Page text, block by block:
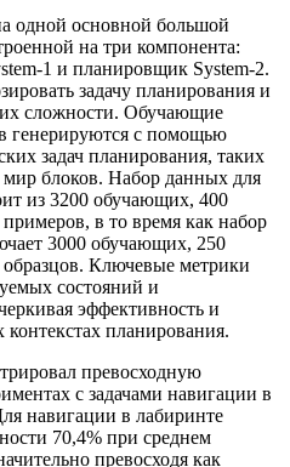
одной основной большой
на три компонента:
1 и планировщик System-2.
задачу планирования и
сложности. Обучающие
генерируются с помощью
задач планирования, таких
блоков. Набор данных для
из 3200 обучающих, 400
в то время как набор
3000 обучающих, 250
Ключевые метрики
состояний и
эффективность и
планирования.
превосходную
с задачами навигации в
навигации в лабиринте
70,4% при среднем
превосходя как